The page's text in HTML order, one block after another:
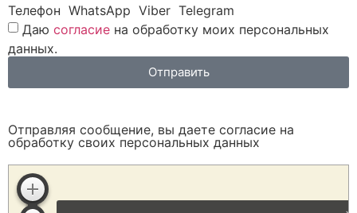
Телефон WhatsApp Viber Telegram
Даю согласие на обработку моих персональных
данных.
Отправить
Отправляя сообщение, вы даете согласие на
обработку своих персональных данных